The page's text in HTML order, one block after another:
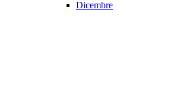
Dicembre